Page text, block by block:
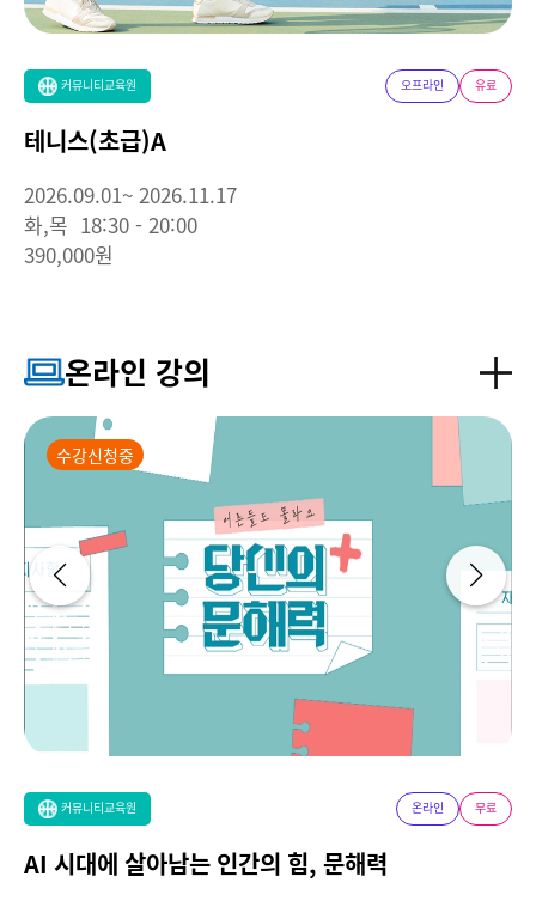
커뮤니티교육원 오프라인 유료
테니스(초급)A
2026.09.01~ 2026.11.17
화,목 18:30 - 20:00
390,000원
온라인 강의
수강신청중
커뮤니티교육원 온라인 무료
AI 시대에 살아남는 인간의 힘, 문해력